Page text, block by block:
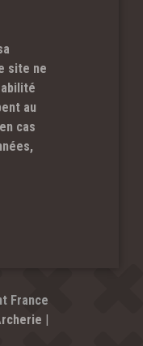
site ne
au
cas
France